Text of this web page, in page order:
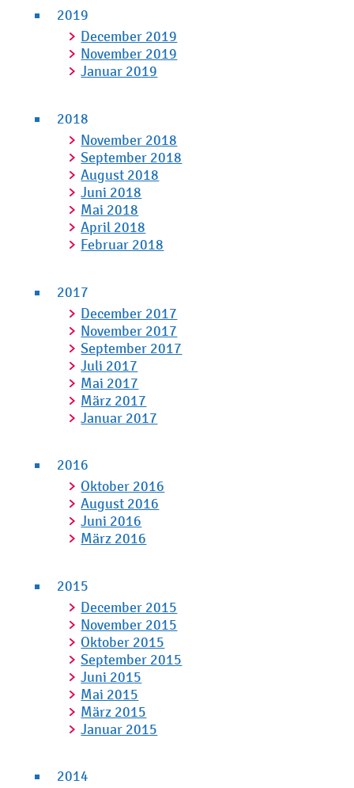
2019
December 2019
November 2019
Januar 2019
2018
November 2018
September 2018
August 2018
Juni 2018
Mai 2018
April 2018
Februar 2018
2017
December 2017
November 2017
September 2017
Juli 2017
Mai 2017
März 2017
Januar 2017
2016
Oktober 2016
August 2016
Juni 2016
März 2016
2015
December 2015
November 2015
Oktober 2015
September 2015
Juni 2015
Mai 2015
März 2015
Januar 2015
2014